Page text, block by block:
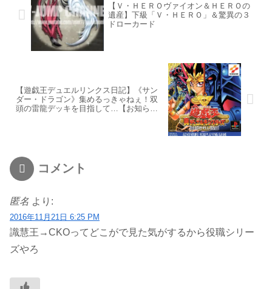
【Ｖ・ＨＥＲＯヴァイオン＆ＨＥＲＯの
遺産】下級「Ｖ・ＨＥＲＯ」＆驚異の３
ドローカード
【遊戯王デュエルリンクス日記】《サン
ダー・ドラゴン》集めるっきゃねぇ！双
頭の雷龍デッキを目指して…【お知らせ
コメント
匿名 より:
2016年11月21日 6:25 PM
識慧王→CKOってどこがで見た気がするから役職シリー
ズやろ